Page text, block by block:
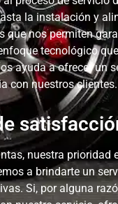
la instalación y
que nos permiten
tecnológico
ayuda a ofrecer un
con nuestros clientes.
nuestra prioridad
a brindarte un
Si, por alguna